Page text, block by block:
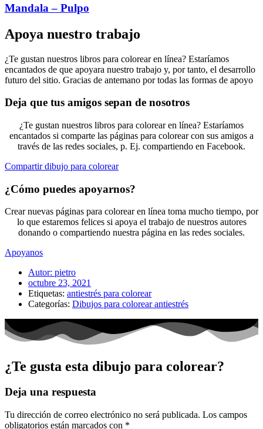
Mandala – Pulpo
Apoya nuestro trabajo
¿Te gustan nuestros libros para colorear en línea? Estaríamos
encantados de que apoyara nuestro trabajo y, por tanto, el desarrollo
futuro del sitio. Gracias de antemano por todas las formas de apoyo
Deja que tus amigos sepan de nosotros
¿Te gustan nuestros libros para colorear en línea? Estaríamos
encantados si comparte las páginas para colorear con sus amigos a
través de las redes sociales, p. Ej. compartiendo en Facebook.
Compartir dibujo para colorear
¿Cómo puedes apoyarnos?
Crear nuevas páginas para colorear en línea toma mucho tiempo, por
lo que estaremos felices si apoya el trabajo de nuestros autores
donando o compartiendo nuestra página en las redes sociales.
Apoyanos
Autor: pietro
octubre 23, 2021
Etiquetas: antiestrés para colorear
Categorías: Dibujos para colorear antiestrés
¿Te gusta esta dibujo para colorear?
Deja una respuesta
Tu dirección de correo electrónico no será publicada. Los campos
obligatorios están marcados con *